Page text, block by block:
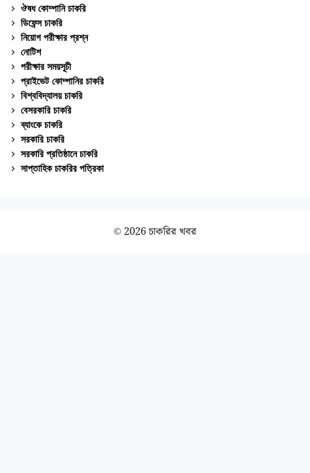
ঔষধ কোম্পানি চাকরি
ডিফেন্স চাকরি
নিয়োগ পরীক্ষার প্রশ্ন
নোটিশ
পরীক্ষার সময়সূচী
প্রাইভেট কোম্পানির চাকরি
বিশ্ববিদ্যালয় চাকরি
বেসরকারি চাকরি
ব্যাংকে চাকরি
সরকারি চাকরি
সরকারি প্রতিষ্ঠানে চাকরি
সাপ্তাহিক চাকরির পত্রিকা
© 2026 চাকরির খবর